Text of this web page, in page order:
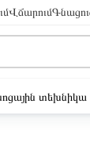
Վճարում
տեխնիկա